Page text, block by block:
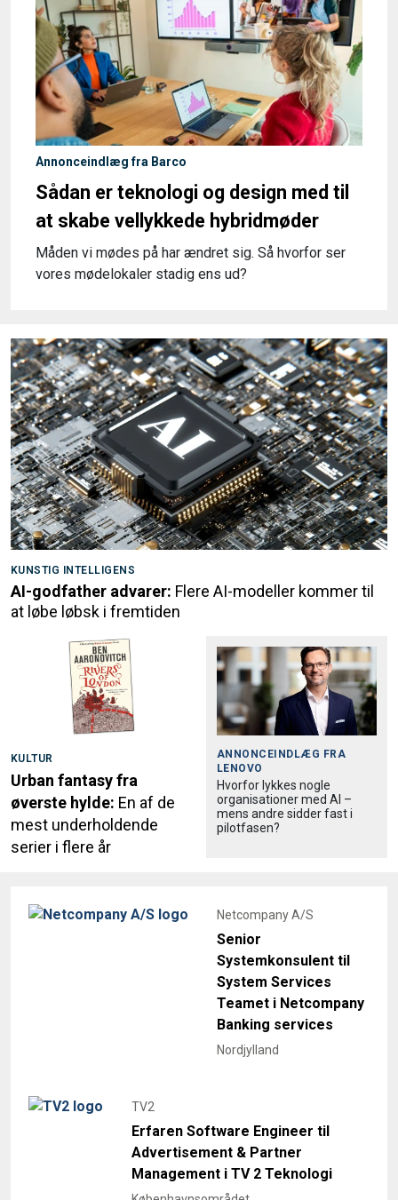
Annonceindlæg fra Barco
Sådan er teknologi og design med til
at skabe vellykkede hybridmøder
Måden vi mødes på har ændret sig. Så hvorfor ser
vores mødelokaler stadig ens ud?
KUNSTIG INTELLIGENS
AI-godfather advarer: Flere AI-modeller kommer til
at løbe løbsk i fremtiden
KULTUR
Urban fantasy fra
øverste hylde: En af de
mest underholdende
serier i flere år
ANNONCEINDLÆG FRA
LENOVO
Hvorfor lykkes nogle
organisationer med AI –
mens andre sidder fast i
pilotfasen?
Netcompany A/S
Senior
Systemkonsulent til
System Services
Teamet i Netcompany
Banking services
Nordjylland
TV2
Erfaren Software Engineer til
Advertisement & Partner
Management i TV 2 Teknologi